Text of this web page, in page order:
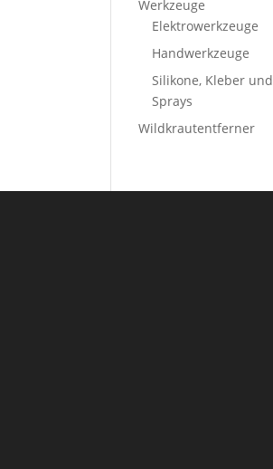
Werkzeuge
Elektrowerkzeuge
Handwerkzeuge
Silikone, Kleber und
Sprays
Wildkrautentferner